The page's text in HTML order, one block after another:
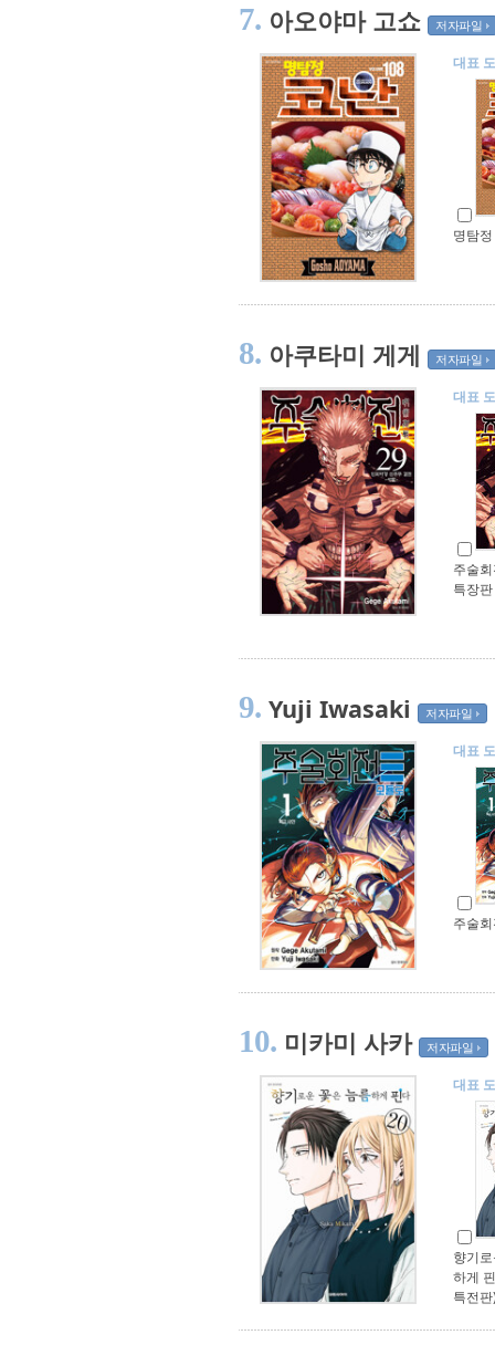
7. 아오야마 고쇼 저자파일
대표
명탐
8. 아쿠타미 게게 저자파일
대표
주술
특장판
9. Yuji Iwasaki 저자파일
대표
주술
10. 미카미 사카 저자파일
대표
향기
하게
특전